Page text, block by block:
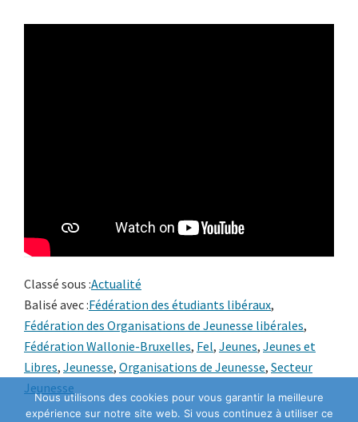
Classé sous :Actualité
Balisé avec :Fédération des étudiants libéraux,
Fédération des Organisations de Jeunesse libérales,
Fédération Wallonie-Bruxelles, Fel, Jeunes, Jeunes et
Libres, Jeunesse, Organisations de Jeunesse, Secteur
Jeunesse
Nous utilisons des cookies pour vous garantir la meilleure
expérience sur notre site web. Si vous continuez à utiliser ce